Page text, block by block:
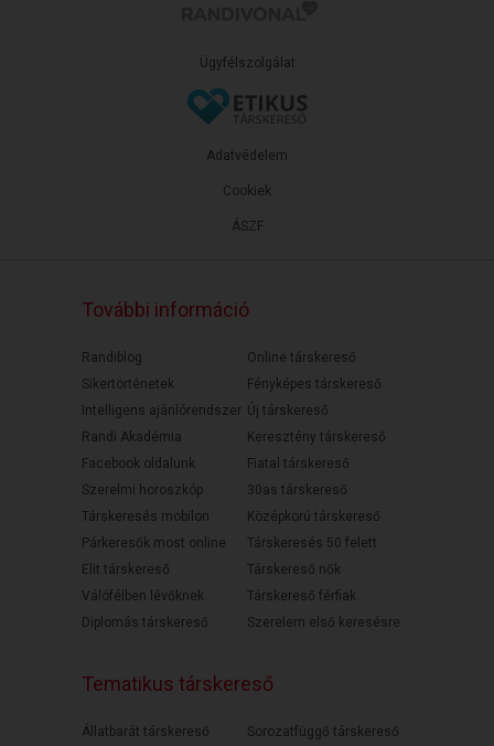
Ügyfélszolgálat
ÁSZF
Adatvédelem
Cookiek
További információ
Randiblog
Sikertörténetek
Intelligens ajánlórendszer
Randi Akadémia
Facebook oldalunk
Szerelmi horoszkóp
Társkeresés mobilon
Párkeresők most online
Elit társkereső
Válófélben lévőknek
Diplomás társkereső
Online társkereső
Fényképes társkereső
Új társkereső
Keresztény társkereső
Fiatal társkereső
30as társkereső
Középkorú társkereső
Társkeresés 50 felett
Társkereső nők
Társkereső férfiak
Szerelem első keresésre
Tematikus társkereső
Állatbarát társkereső
Sorozatfüggő társkereső